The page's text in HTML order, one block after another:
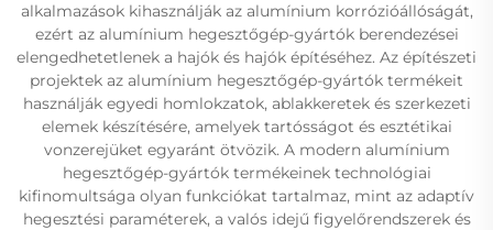
alkalmazások kihasználják az alumínium korrózióállóságát,
ezért az alumínium hegesztőgép-gyártók berendezései
elengedhetetlenek a hajók és hajók építéséhez. Az építészeti
projektek az alumínium hegesztőgép-gyártók termékeit
használják egyedi homlokzatok, ablakkeretek és szerkezeti
elemek készítésére, amelyek tartósságot és esztétikai
vonzerejüket egyaránt ötvözik. A modern alumínium
hegesztőgép-gyártók termékeinek technológiai
kifinomultsága olyan funkciókat tartalmaz, mint az adaptív
hegesztési paraméterek, a valós idejű figyelőrendszerek és